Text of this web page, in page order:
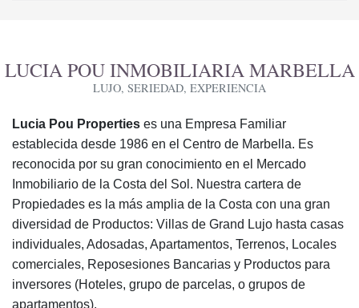
LUCIA POU INMOBILIARIA MARBELLA
LUJO, SERIEDAD, EXPERIENCIA
Lucia Pou Properties es una Empresa Familiar
establecida desde 1986 en el Centro de Marbella. Es
reconocida por su gran conocimiento en el Mercado
Inmobiliario de la Costa del Sol. Nuestra cartera de
Propiedades es la más amplia de la Costa con una gran
diversidad de Productos: Villas de Grand Lujo hasta casas
individuales, Adosadas, Apartamentos, Terrenos, Locales
comerciales, Reposesiones Bancarias y Productos para
inversores (Hoteles, grupo de parcelas, o grupos de
apartamentos).